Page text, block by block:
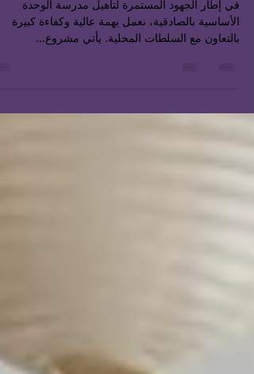
بالتعاون مع السلطات المحلية.
في إطار الجهود المستمرة لتأهيل مدرسة الوحدة